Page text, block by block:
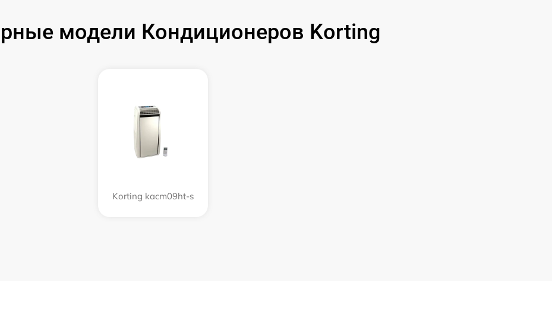
модели Кондиционеров Korting
Korting kacm09ht-s